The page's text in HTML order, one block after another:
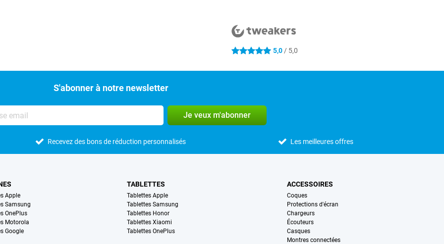
5 étoiles 5,0 / 5,0
S'abonner à notre newsletter
Je veux m'abonner
Recevez des bons de réduction personnalisés Les meilleures offres
Apple
Samsung
OnePlus
Motorola
Google
TABLETTES
Tablettes Apple
Tablettes Samsung
Tablettes Honor
Tablettes Xiaomi
Tablettes OnePlus
ACCESSOIRES
Coques
Protections d'écran
Chargeurs
Écouteurs
Casques
Montres connectées